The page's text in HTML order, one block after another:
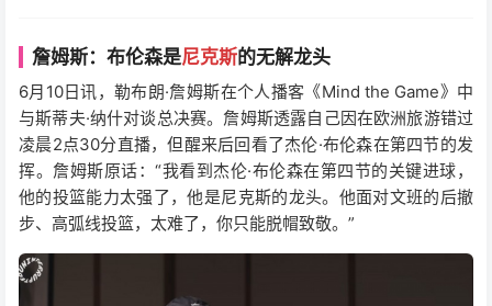
詹姆斯：布伦森是尼克斯的无解龙头
6月10日讯，勒布朗·詹姆斯在个人播客《Mind the Game》中
与斯蒂夫·纳什对谈总决赛。詹姆斯透露自己因在欧洲旅游错过
凌晨2点30分直播，但醒来后回看了杰伦·布伦森在第四节的发
挥。詹姆斯原话：“我看到杰伦·布伦森在第四节的关键进球，
他的投篮能力太强了，他是尼克斯的龙头。他面对文班的后撤
步、高弧线投篮，太难了，你只能脱帽致敬。”